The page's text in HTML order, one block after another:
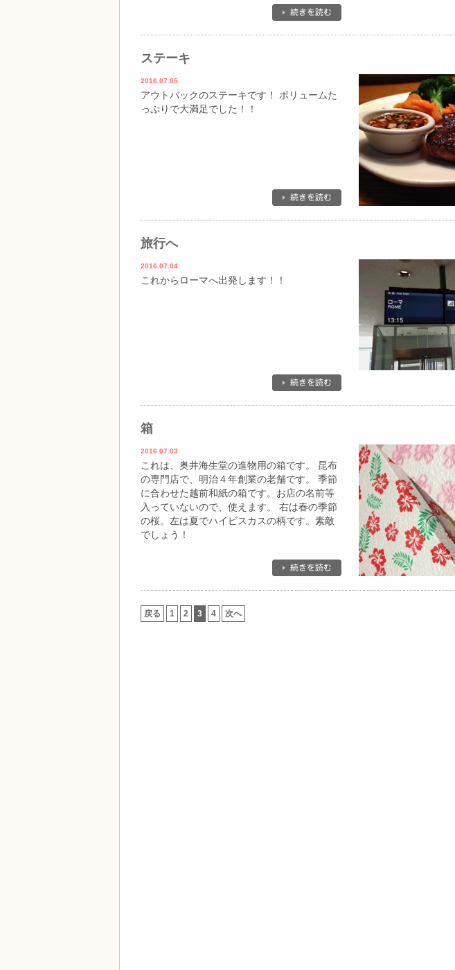
ステーキ
2016.07.05
アウトバックのステーキです！ ボリュームた
っぷりで大満足でした！！
旅行へ
2016.07.04
これからローマへ出発します！！
箱
2016.07.03
これは、奥井海生堂の進物用の箱です。 昆布
の専門店で、明治４年創業の老舗です。 季節
に合わせた越前和紙の箱です。お店の名前等
入っていないので、使えます。 右は春の季節
の桜。左は夏でハイビスカスの柄です。素敵
でしょう！
戻る 1 2 3 4 次へ